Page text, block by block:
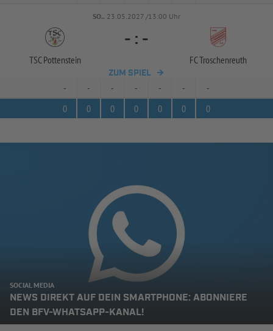
SO.. 23.05.2027 /13:00 Uhr
TSC Pottenstein
- : -
FC Troschenreuth
ZUM SPIEL
- - - - - -
-
0
0 0 0 0 0 0
SOCIAL MEDIA
NEWS DIREKT AUF DEIN SMARTPHONE: ABONNIERE
DEN BFV-WHATSAPP-KANAL!